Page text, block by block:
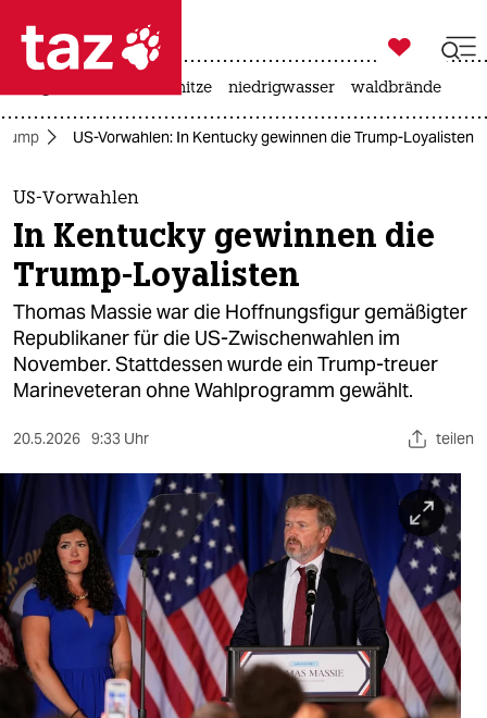
 taz zahl ich
taz zahl ich
themen
politik
öko
gesellschaft
kultur
sport
berlin
nord
wahrheit
verlag
verlag

taz zahl ich
hitze niedrigwasser waldbrände
US-Vorwahlen: In Kentucky gewinnen die Trump-Loyalisten
US-Vorwahlen
In Kentucky gewinnen die
Trump-Loyalisten
Thomas Massie war die Hoffnungsfigur gemäßigter
Republikaner für die US-Zwischenwahlen im
November. Stattdessen wurde ein Trump-treuer
Marineveteran ohne Wahlprogramm gewählt.
20.5.2026 9:33 Uhr teilen